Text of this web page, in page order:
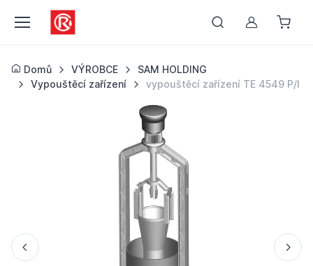
Můj účet
Domů VÝROBCE
SAM HOLDING
Vypouštěcí zařízení
vypouštěcí zařízení TE 4549 P/I